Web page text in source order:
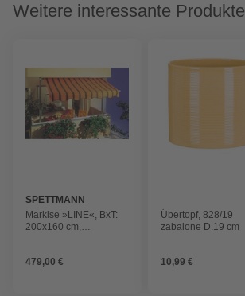
Weitere interessante Produkte
SPETTMANN
Markise »LINE«, BxT:
200x160 cm,
479,00 €
Übertopf, 828/19
zabaione D.19 cm
10,99 €